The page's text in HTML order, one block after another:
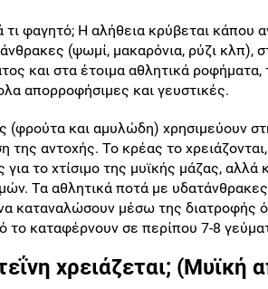
φαγητό; Η αλήθεια κρύβεται κάπου
(ψωμί, μακαρόνια, ρύζι κλπ),
και στα έτοιμα αθλητικά ροφήματα,
απορροφήσιμες και γευστικές.
(φρούτα και αμυλώδη) χρησιμεύουν
της αντοχής. Το κρέας το
για το χτίσιμο της μυϊκής μάζας,
Τα αθλητικά ποτά με
καταναλώσουν μέσω της διατροφής
το καταφέρνουν σε περίπου 7-8
χρειάζεται; (Μυϊκή